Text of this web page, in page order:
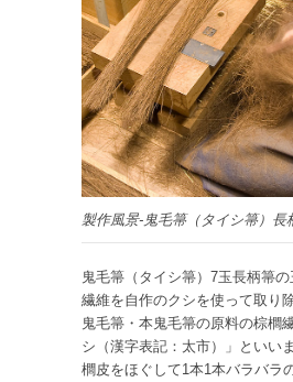
製作風景-鬼毛箒（タイシ箒）長
鬼毛箒（タイシ箒）7玉長柄箒
繊維を自作のクシを使って取り
鬼毛箒・本鬼毛箒の原料の棕櫚
シ（漢字表記：太市）」といい
櫚皮をほぐして1本1本バラバラ